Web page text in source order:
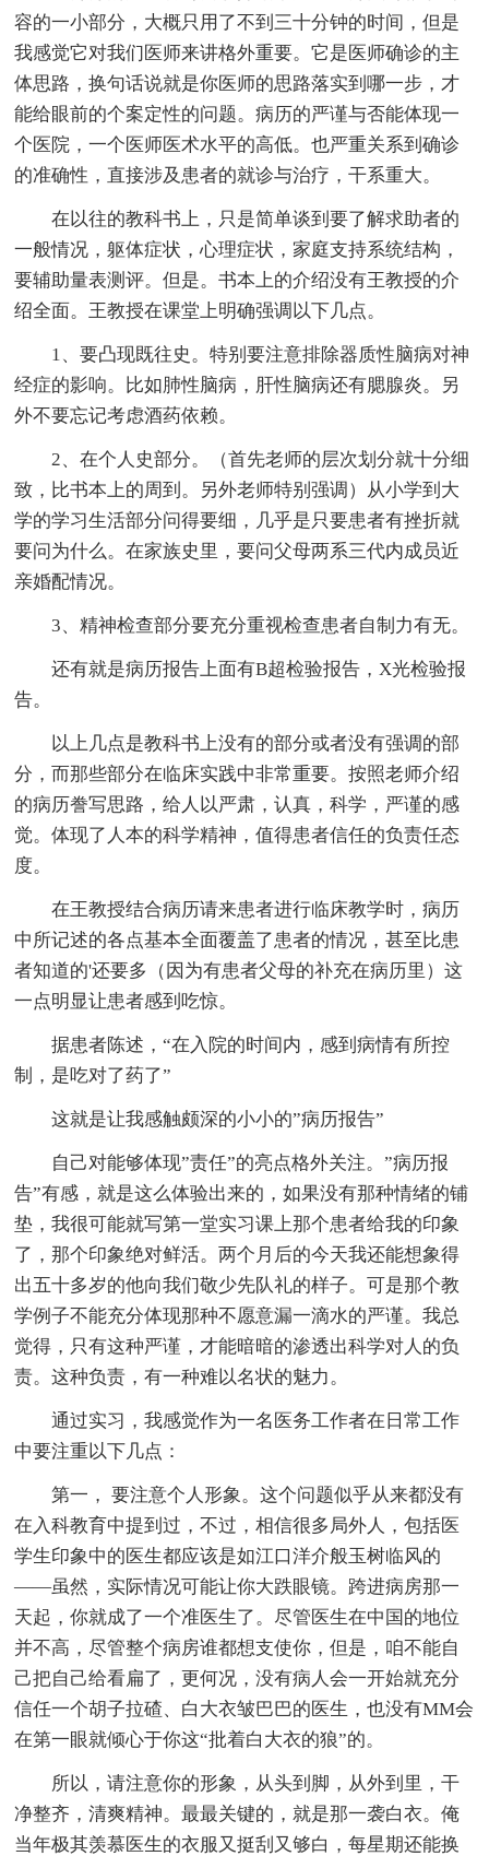
容的一小部分，大概只用了不到三十分钟的时间，但是
我感觉它对我们医师来讲格外重要。它是医师确诊的主
体思路，换句话说就是你医师的思路落实到哪一步，才
能给眼前的个案定性的问题。病历的严谨与否能体现一
个医院，一个医师医术水平的高低。也严重关系到确诊
的准确性，直接涉及患者的就诊与治疗，干系重大。
在以往的教科书上，只是简单谈到要了解求助者的
一般情况，躯体症状，心理症状，家庭支持系统结构，
要辅助量表测评。但是。书本上的介绍没有王教授的介
绍全面。王教授在课堂上明确强调以下几点。
1、要凸现既往史。特别要注意排除器质性脑病对神
经症的影响。比如肺性脑病，肝性脑病还有腮腺炎。另
外不要忘记考虑酒药依赖。
2、在个人史部分。（首先老师的层次划分就十分细
致，比书本上的周到。另外老师特别强调）从小学到大
学的学习生活部分问得要细，几乎是只要患者有挫折就
要问为什么。在家族史里，要问父母两系三代内成员近
亲婚配情况。
3、精神检查部分要充分重视检查患者自制力有无。
还有就是病历报告上面有B超检验报告，X光检验报
告。
以上几点是教科书上没有的部分或者没有强调的部
分，而那些部分在临床实践中非常重要。按照老师介绍
的病历誊写思路，给人以严肃，认真，科学，严谨的感
觉。体现了人本的科学精神，值得患者信任的负责任态
度。
在王教授结合病历请来患者进行临床教学时，病历
中所记述的各点基本全面覆盖了患者的情况，甚至比患
者知道的'还要多（因为有患者父母的补充在病历里）这
一点明显让患者感到吃惊。
据患者陈述，“在入院的时间内，感到病情有所控
制，是吃对了药了”
这就是让我感触颇深的小小的”病历报告”
自己对能够体现”责任”的亮点格外关注。”病历报
告”有感，就是这么体验出来的，如果没有那种情绪的铺
垫，我很可能就写第一堂实习课上那个患者给我的印象
了，那个印象绝对鲜活。两个月后的今天我还能想象得
出五十多岁的他向我们敬少先队礼的样子。可是那个教
学例子不能充分体现那种不愿意漏一滴水的严谨。我总
觉得，只有这种严谨，才能暗暗的渗透出科学对人的负
责。这种负责，有一种难以名状的魅力。
通过实习，我感觉作为一名医务工作者在日常工作
中要注重以下几点：
第一， 要注意个人形象。这个问题似乎从来都没有
在入科教育中提到过，不过，相信很多局外人，包括医
学生印象中的医生都应该是如江口洋介般玉树临风的
——虽然，实际情况可能让你大跌眼镜。跨进病房那一
天起，你就成了一个准医生了。尽管医生在中国的地位
并不高，尽管整个病房谁都想支使你，但是，咱不能自
己把自己给看扁了，更何况，没有病人会一开始就充分
信任一个胡子拉碴、白大衣皱巴巴的医生，也没有MM会
在第一眼就倾心于你这“批着白大衣的狼”的。
所以，请注意你的形象，从头到脚，从外到里，干
净整齐，清爽精神。最最关键的，就是那一袭白衣。俺
当年极其羡慕医生的衣服又挺刮又够白，每星期还能换